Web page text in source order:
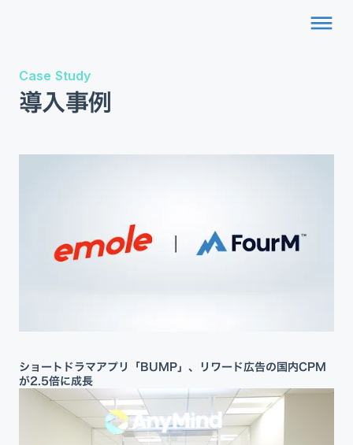
dehaze
Case Study
導入事例
ショートドラマアプリ「BUMP」、リワード広告の国内CPM
が2.5倍に成長